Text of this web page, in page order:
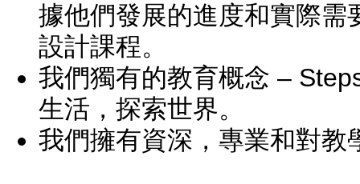
據他們發展的進度和實際需
設計課程。
我們獨有的教育概念 –
生活，探索世界。
我們擁有資深，專業和對教